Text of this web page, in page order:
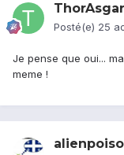
Posté(e) 25
Je pense que oui...
meme !